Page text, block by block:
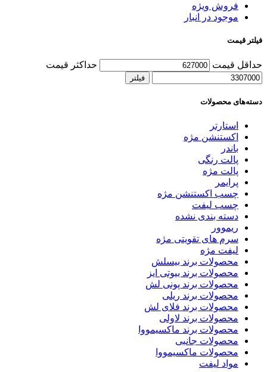
فروش ویژه
موجود در انبار
فیلتر قیمت
حداقل قیمت حداکثر قیمت
فیلتر
دسته‌های محصولات
استارتر
اکستنشن مژه
باندر
پالت رنگی
پالت مژه
پرایمر
چسب اکستنشن مژه
چسب لیفت
دسته بندی نشده
ریموور
سرم های تقویتی مژه
لیفت مژه
محصولات برند بیسلش
محصولات برند بیوتی ایز
محصولات برند پونی لش
محصولات برند ریلی
محصولات برند فلای لش
محصولات برند لاولی
محصولات برند ماکسیمووا
محصولات جانبی
محصولات ماکسیمووا
مواد لیفت